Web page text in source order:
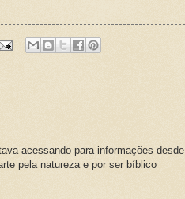
acessando para informações desde
pela natureza e por ser bíblico